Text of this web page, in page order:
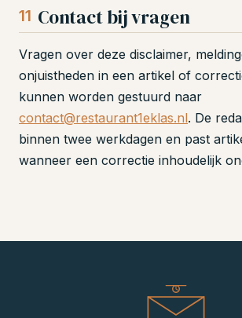
11 Contact bij vragen
Vragen over deze disclaimer,
onjuistheden in een artikel of
kunnen worden gestuurd naar
contact@restaurant1eklas.nl. De
binnen twee werkdagen en past
wanneer een correctie inhoudelijk